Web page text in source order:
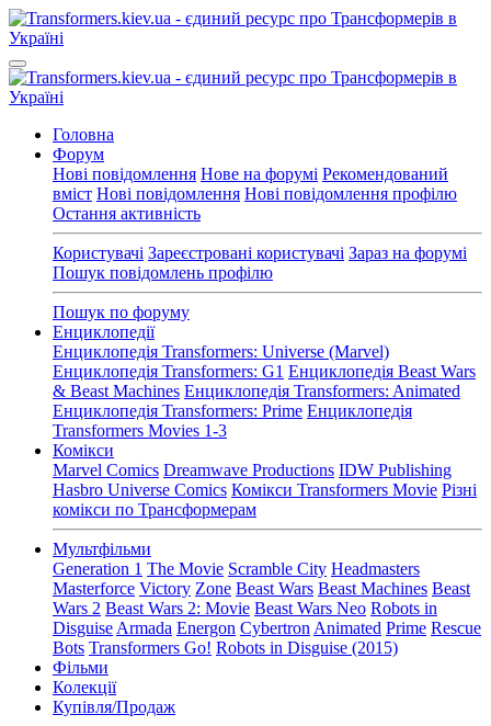
Головна
Форум
Нові повідомлення Нове на форумі Рекомендований
вміст Нові повідомлення Нові повідомлення профілю
Остання активність
Користувачі Зареєстровані користувачі Зараз на форумі
Пошук повідомлень профілю
Пошук по форуму
Енциклопедії
Енциклопедія Transformers: Universe (Marvel)
Енциклопедія Transformers: G1 Енциклопедія Beast Wars
& Beast Machines Енциклопедія Transformers: Animated
Енциклопедія Transformers: Prime Енциклопедія
Transformers Movies 1-3
Комікси
Marvel Comics Dreamwave Productions IDW Publishing
Hasbro Universe Comics Комікси Transformers Movie Різні
комікси по Трансформерам
Мультфільми
Generation 1 The Movie Scramble City Headmasters
Masterforce Victory Zone Beast Wars Beast Machines Beast
Wars 2 Beast Wars 2: Movie Beast Wars Neo Robots in
Disguise Armada Energon Cybertron Animated Prime Rescue
Bots Transformers Go! Robots in Disguise (2015)
Фільми
Колекції
Купівля/Продаж